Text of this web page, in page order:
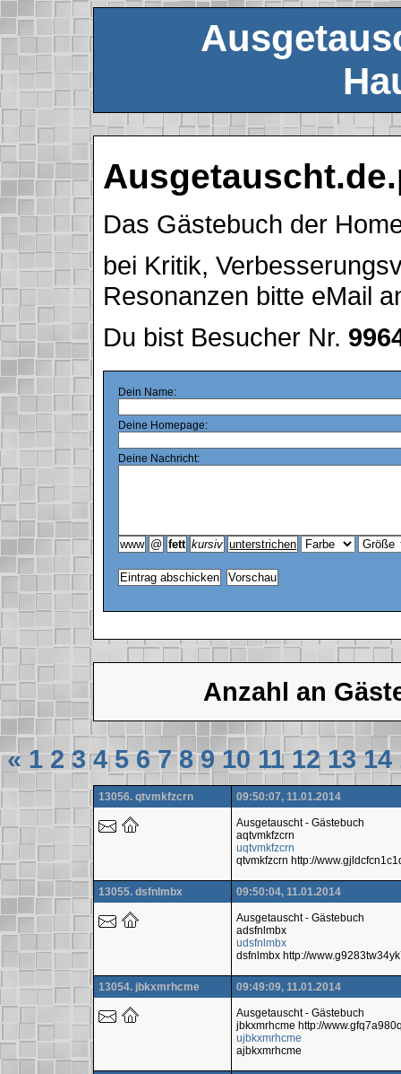
Das Gästebuch der
bei Kritik,
Resonanzen bitte eMail
Du bist Besucher Nr.
Dein Name:
Deine Homepage:
Deine Nachricht:
Anzahl an
« 1 2 3 4 5 6 7 8 9 10 11 12 13 14
13056. qtvmkfzcrn 09:50:07, 11.01.2014
Ausgetauscht - Gästebuch
aqtvmkfzcrn
uqtvmkfzcrn
qtvmkfzcrn http://
13055. dsfnlmbx 09:50:04, 11.01.2014
Ausgetauscht - Gästebuch
adsfnlmbx
udsfnlmbx
dsfnlmbx http://
13054. jbkxmrhcme 09:49:09, 11.01.2014
Ausgetauscht - Gästebuch
jbkxmrhcme http://
ujbkxmrhcme
ajbkxmrhcme